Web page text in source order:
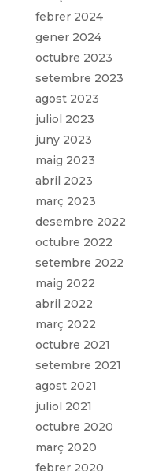
febrer 2024
gener 2024
octubre 2023
setembre 2023
agost 2023
juliol 2023
juny 2023
maig 2023
abril 2023
març 2023
desembre 2022
octubre 2022
setembre 2022
maig 2022
abril 2022
març 2022
octubre 2021
setembre 2021
agost 2021
juliol 2021
octubre 2020
març 2020
febrer 2020